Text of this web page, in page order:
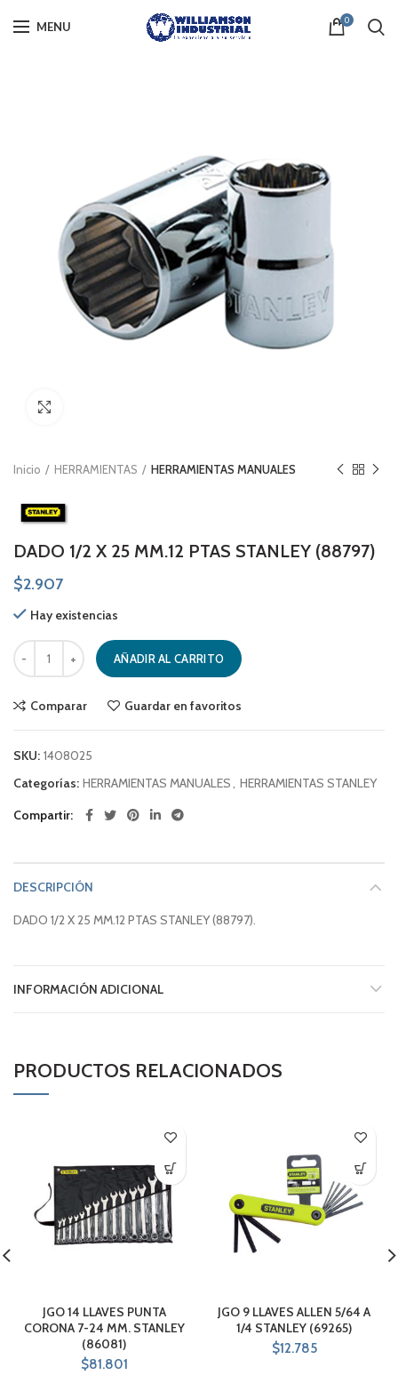
MENU 0
Inicio HERRAMIENTAS HERRAMIENTAS MANUALES
DADO 1/2 X 25 MM.12 PTAS STANLEY (88797)
$2.907
Hay existencias
DADO 1/2 X 25 MM.12 PTAS STANLEY (88797) cantidad
AÑADIR AL CARRITO
Comparar Guardar en favoritos
SKU: 1408025
Categorías: HERRAMIENTAS MANUALES, HERRAMIENTAS STANLEY
Compartir
DESCRIPCIÓN
DADO 1/2 X 25 MM.12 PTAS STANLEY (88797).
INFORMACIÓN ADICIONAL
PRODUCTOS RELACIONADOS
JGO 14 LLAVES PUNTA
CORONA 7-24 MM. STANLEY
(86081)
$81.801
JGO 9 LLAVES ALLEN 5/64 A
1/4 STANLEY (69265)
$12.785